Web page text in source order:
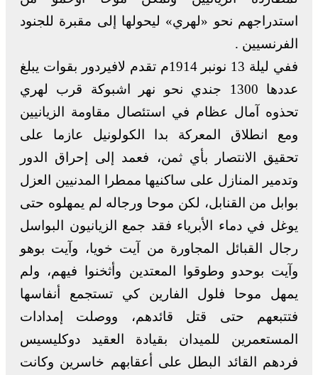
استدراجهم نحو «لهري» ليحولها إلى مقبرة للجنود
الفرنسيين .
ففي ليلة 13 نونبر 1914م تقدم لافيردور بقوات يبلغ
عددها 1300 جندي نحو نهر اشبوكة قرب لهري
تحذوه آمال عظام في استئصال مقاومة الزيانيين
ومع انطلاق المعركة بدا الكولونيل عازما على
تحقيق الانتصار بأي ثمن، فعمد إلى إحراق الدور
وتدمير المنازل على ساكنيها ممطرا المدنيين العزل
بوابل من القنابل، لكن موحا ورجاله لم يمهلوه حتى
يوغل في دماء الأبرياء فقد جمع الزيانيون البواسل
رجال القبائل المجاورة من آيت خويا، وآيت بوهو
وآيت بوحدو وطوقوا المعتدين وأثخنوا فيهم، ولم
يمهل موحا فلول الفارين كي تستجمع أنفاسها
فتتبعهم حتى قتل قائدهم، ووصلت إمدادات
المستعمرين للميدان بقيادة العقيد دوكليسيس
فردهم القائد البطل على أعقابهم خاسرين وكانت